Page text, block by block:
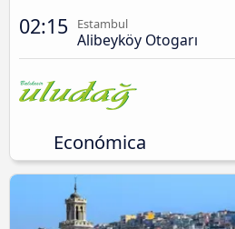
02:15 Estambul
Alibeyköy Otogarı
Económica